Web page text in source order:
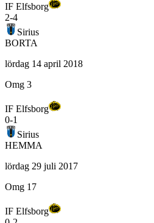
IF Elfsborg
2-4
Sirius
BORTA
lördag 14 april 2018
Omg 3
IF Elfsborg
0-1
Sirius
HEMMA
lördag 29 juli 2017
Omg 17
IF Elfsborg